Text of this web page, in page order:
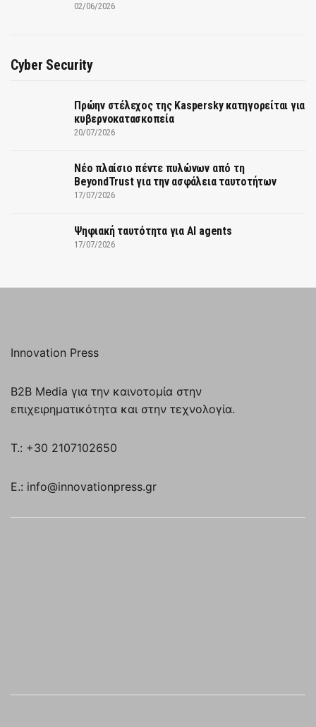
02/06/2026
Cyber Security
Πρώην στέλεχος της Kaspersky κατηγορείται για
κυβερνοκατασκοπεία
20/07/2026
Νέο πλαίσιο πέντε πυλώνων από τη
BeyondTrust για την ασφάλεια ταυτοτήτων
17/07/2026
Ψηφιακή ταυτότητα για AI agents
17/07/2026
Innovation Press
B2B Media για την καινοτομία στην
επιχειρηματικότητα και στην τεχνολογία.
T.: +30 2107102650
E.: info@innovationpress.gr